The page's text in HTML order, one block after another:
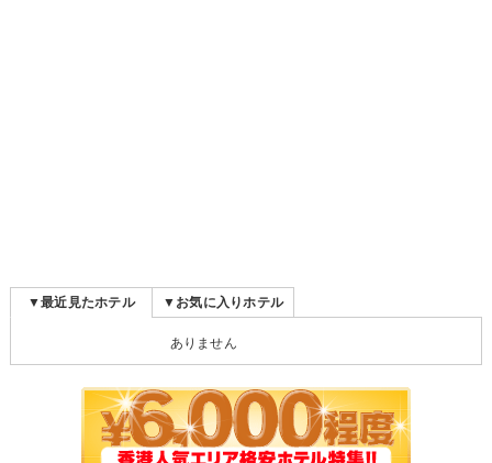
▼最近見たホテル
ありません
▼お気に入りホテル